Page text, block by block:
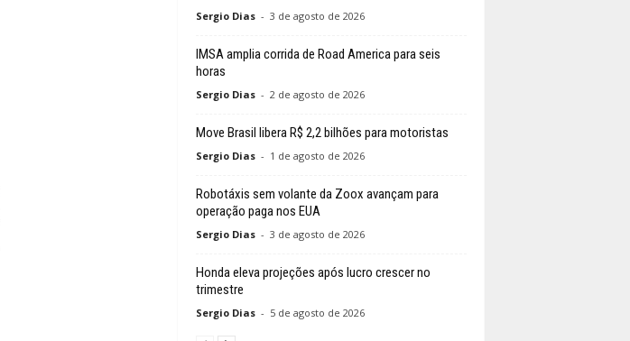
Sergio Dias - 3 de agosto de 2026
IMSA amplia corrida de Road America para seis
horas
Sergio Dias - 2 de agosto de 2026
Move Brasil libera R$ 2,2 bilhões para motoristas
Sergio Dias - 1 de agosto de 2026
Robotáxis sem volante da Zoox avançam para
operação paga nos EUA
Sergio Dias - 3 de agosto de 2026
Honda eleva projeções após lucro crescer no
trimestre
Sergio Dias - 5 de agosto de 2026